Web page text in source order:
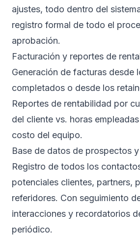
ajustes, todo dentro del
registro formal de todo el
aprobación.
Facturación y reportes de
Generación de facturas desde
completados o desde los
Reportes de rentabilidad por
del cliente vs. horas
costo del equipo.
Base de datos de prospectos
Registro de todos los
potenciales clientes, partners,
referidores. Con seguimiento
interacciones y recordatorios
periódico.